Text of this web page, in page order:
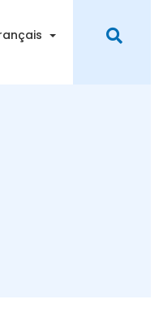
Toggle Dropdown